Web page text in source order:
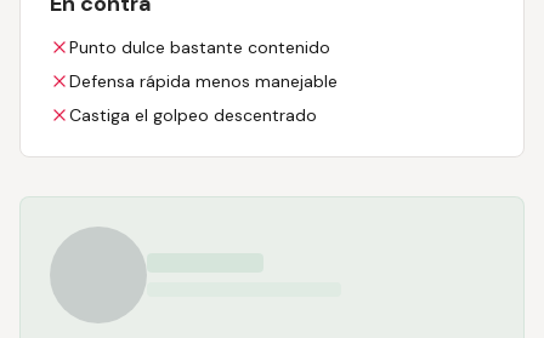
Punto dulce bastante contenido
Defensa rápida menos manejable
Castiga el golpeo descentrado